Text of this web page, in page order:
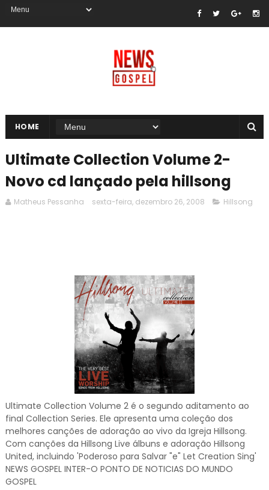
HOME
Ultimate Collection Volume 2-
Novo cd lançado pela hillsong
Matheus Pessanha sexta-feira, dezembro 26, 2008 Hillsong
Ultimate Collection Volume 2 é o segundo aditamento ao
final Collection Series. Ele apresenta uma coleção dos
melhores canções de adoração ao vivo da Igreja Hillsong.
Com canções da Hillsong Live álbuns e adoração Hillsong
United, incluindo 'Poderoso para Salvar "e" Let Creation Sing'
NEWS GOSPEL INTER-O PONTO DE NOTICIAS DO MUNDO
GOSPEL